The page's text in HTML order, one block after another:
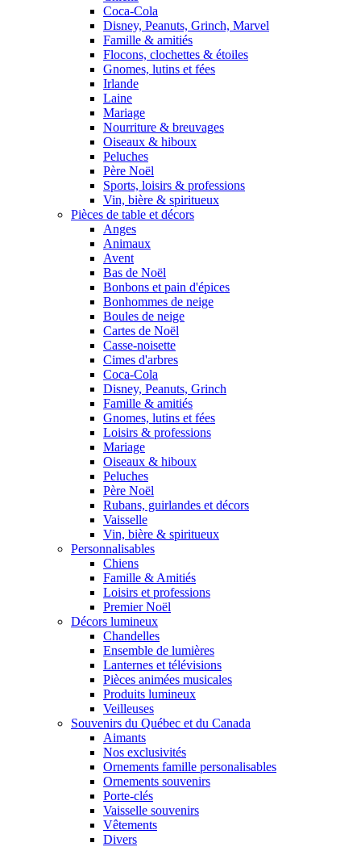
Coca-Cola
Disney, Peanuts, Grinch, Marvel
Famille & amitiés
Flocons, clochettes & étoiles
Gnomes, lutins et fées
Irlande
Laine
Mariage
Nourriture & breuvages
Oiseaux & hiboux
Peluches
Père Noël
Sports, loisirs & professions
Vin, bière & spiritueux
Pièces de table et décors
Anges
Animaux
Avent
Bas de Noël
Bonbons et pain d'épices
Bonhommes de neige
Boules de neige
Cartes de Noël
Casse-noisette
Cimes d'arbres
Coca-Cola
Disney, Peanuts, Grinch
Famille & amitiés
Gnomes, lutins et fées
Loisirs & professions
Mariage
Oiseaux & hiboux
Peluches
Père Noël
Rubans, guirlandes et décors
Vaisselle
Vin, bière & spiritueux
Personnalisables
Chiens
Famille & Amitiés
Loisirs et professions
Premier Noël
Décors lumineux
Chandelles
Ensemble de lumières
Lanternes et télévisions
Pièces animées musicales
Produits lumineux
Veilleuses
Souvenirs du Québec et du Canada
Aimants
Nos exclusivités
Ornements famille personalisables
Ornements souvenirs
Porte-clés
Vaisselle souvenirs
Vêtements
Divers